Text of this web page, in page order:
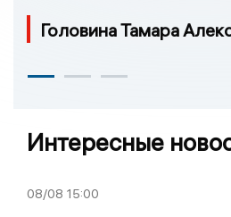
Головина Тамара
Интересные
08/08 15:00